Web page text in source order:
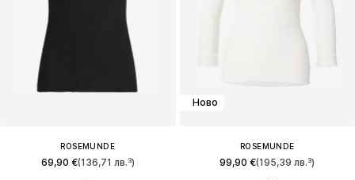
ROSEMUNDE
69,90 €(136,71 лв.³)
Ново
ROSEMUNDE
99,90 €(195,39 лв.³)